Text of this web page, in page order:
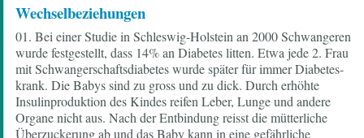
Wechselbeziehungen
01. Bei einer Studie in Schleswig-Holstein an 2000 Schwangeren
wurde festgestellt, dass 14% an Diabetes litten. Etwa jede 2. Frau
mit Schwangerschaftsdiabetes wurde später für immer Diabetes-
krank. Die Babys sind zu gross und zu dick. Durch erhöhte
Insulinproduktion des Kindes reifen Leber, Lunge und andere
Organe nicht aus. Nach der Entbindung reisst die mütterliche
Überzuckerung ab und das Baby kann in eine gefährliche